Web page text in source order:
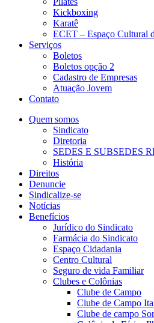
Kickboxing
Karatê
ECET – Espaço Cultural
Serviços
Boletos
Boletos opção 2
Cadastro de Empresas
Atuação Jovem
Contato
Quem somos
Sindicato
Diretoria
SEDES E SUBSEDES
História
Direitos
Denuncie
Sindicalize-se
Notícias
Benefícios
Jurídico do Sindicato
Farmácia do Sindicato
Espaço Cidadania
Centro Cultural
Seguro de vida Familiar
Clubes e Colônias
Clube de Campo
Clube de Campo
Clube de campo